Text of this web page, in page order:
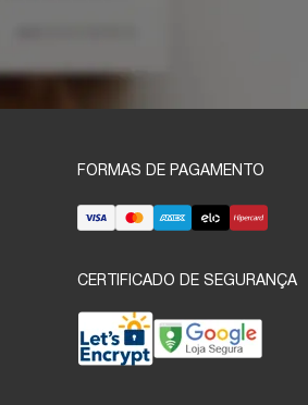
FORMAS DE PAGAMENTO
CERTIFICADO DE SEGURANÇA